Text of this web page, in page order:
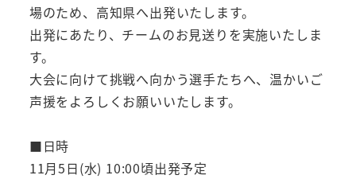
場のため、高知県へ出発いたします。
出発にあたり、チームのお見送りを実施いたしま
す。
大会に向けて挑戦へ向かう選手たちへ、温かいご
声援をよろしくお願いいたします。
■日時
11月5日(水) 10:00頃出発予定